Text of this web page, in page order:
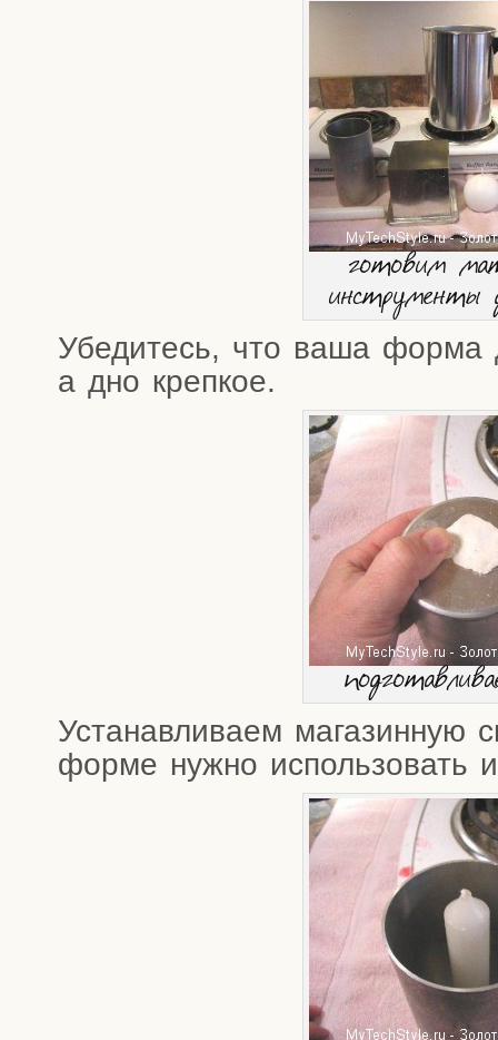
гото­вим
инстру­мен­ты
Убе­ди­тесь, что ваша фор­ма
а дно крепкое.
Уста­нав­ли­ва­ем мага­зин­ную
фор­ме нуж­но исполь­зо­вать